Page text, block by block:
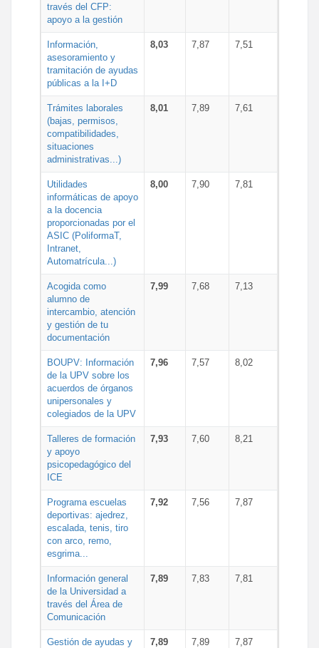
través del CFP:
apoyo a la gestión
Información,
asesoramiento y
tramitación de ayudas
públicas a la I+D
8,03 7,87 7,51
Trámites laborales
(bajas, permisos,
compatibilidades,
situaciones
administrativas...)
8,01 7,89 7,61
Utilidades
informáticas de apoyo
a la docencia
proporcionadas por el
ASIC (PoliformaT,
Intranet,
Automatrícula...)
8,00 7,90 7,81
Acogida como
alumno de
intercambio, atención
y gestión de tu
documentación
7,99 7,68 7,13
BOUPV: Información
de la UPV sobre los
acuerdos de órganos
unipersonales y
colegiados de la UPV
7,96 7,57 8,02
Talleres de formación
y apoyo
psicopedagógico del
ICE
7,93 7,60 8,21
Programa escuelas
deportivas: ajedrez,
escalada, tenis, tiro
con arco, remo,
esgrima...
7,92 7,56 7,87
Información general
de la Universidad a
través del Área de
Comunicación
7,89 7,83 7,81
Gestión de ayudas y
7,89 7,89 7,87